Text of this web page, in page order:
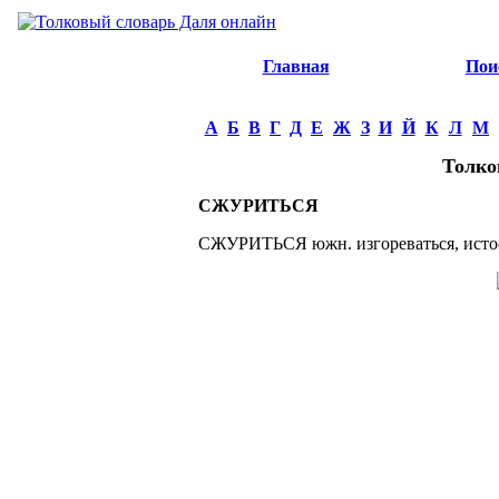
Главная
А Б В Г Д Е Ж З И Й К Л М
СЖУРИТЬСЯ
СЖУРИТЬСЯ южн. изгореваться,